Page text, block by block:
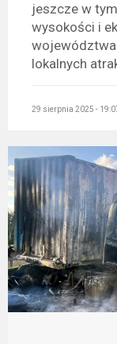
jeszcze w
wysokości i
lokalnych
29 sierpnia 2025 -